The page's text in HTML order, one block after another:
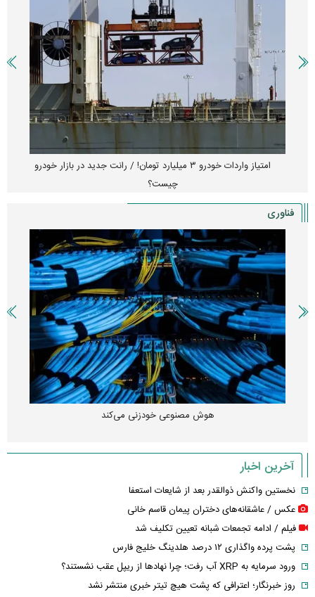
امتیاز واردات خودرو ۳ میلیارد تومان! / رانت جدید در بازار خودرو
چیست؟
فناوری
هوش مصنوعی خودزنی می‌کند
آخرین اخبار
نخستین واکنش ذوالقدر بعد از شایعات استعفا
عکس / عاشقانه‌های دختران پیمان قاسم خانی
فیلم / ادامه تجمعات شبانه تعیین تکلیف شد
پشت پرده واگذاری ۱۲ درصد هلدینگ خلیج فارس
ورود سرمایه به XRP آب رفت؛ چرا نهادها از ریپل عقب نشستند؟
روز خبرنگار؛ اعترافی که پشت هیچ تیتر خبری منتشر نشد